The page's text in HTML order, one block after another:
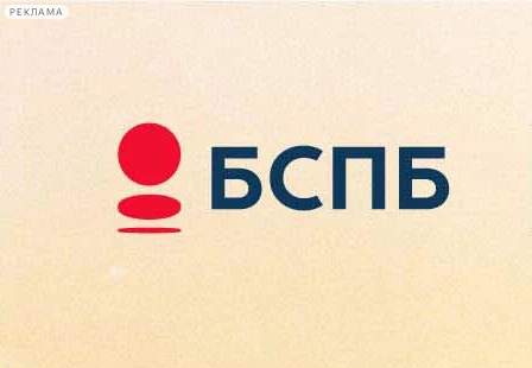
РЕКЛАМА
Сегодня:
2026.08.09
05:47
Афиша Plus